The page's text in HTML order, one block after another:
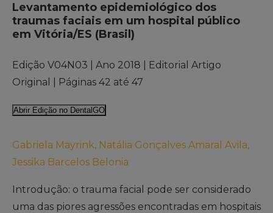
Levantamento epidemiológico dos
traumas faciais em um hospital público
em Vitória/ES (Brasil)
Edição V04N03 | Ano 2018 | Editorial Artigo
Original | Páginas 42 até 47
Abrir Edição no DentalGO
Gabriela Mayrink, Natália Gonçalves Amaral Avila,
Jessika Barcelos Belonia
Introdução: o trauma facial pode ser considerado
uma das piores agressões encontradas em hospitais